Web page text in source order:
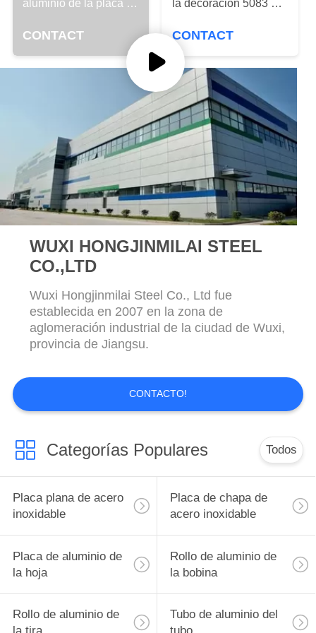
RECORRIDO
POR
LA
FÁBRICA
CONTROL
CALIDAD
CONTACTA
CON
NOSOTROS
SOLICITAR
UNA
CITA
MAPA
DEL
SITIO
PRIVACY
POLICY
aluminio de la placa de
CONTACT
la decoración 5083 6m
CONTACT
WUXI HONGJINMILAI STEEL
CO.,LTD
Wuxi Hongjinmilai Steel Co., Ltd fue
establecida en 2007 en la zona de
aglomeración industrial de la ciudad de Wuxi,
provincia de Jiangsu.
CONTACTO!
Categorías Populares Todos
Placa plana de acero
inoxidable
Placa de chapa de
acero inoxidable
Placa de aluminio de
la hoja
Rollo de aluminio de
la bobina
Rollo de aluminio de
Tubo de aluminio del